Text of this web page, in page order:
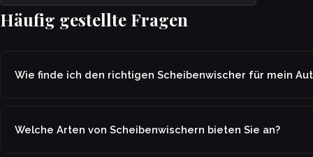
Häufig gestellte Fragen
Wie finde ich den richtigen Scheibenwischer für mein
Welche Arten von Scheibenwischern bieten Sie an?